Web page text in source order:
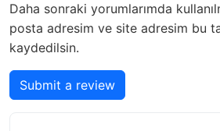
Daha sonraki yorumlarımda
posta adresim ve site adresim bu
kaydedilsin.
Submit a review